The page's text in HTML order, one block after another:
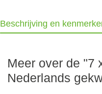
Beschrijving en
Meer over de "7
Nederlands